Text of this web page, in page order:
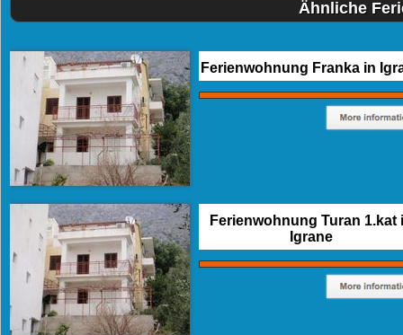
Ähnliche
Ferienwohnung Franka in
Ferienwohnung Turan 1.kat
Igrane